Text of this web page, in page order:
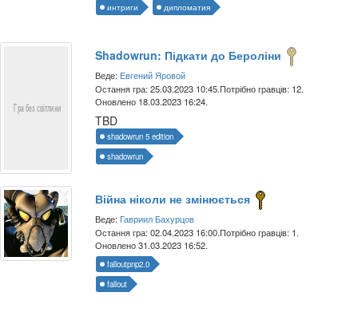
интриги
дипломатия
Shadowrun: Підкати до Бероліни
Веде: Евгений Яровой
Остання гра: 25.03.2023 10:45.Потрібно гравців: 12.
Оновлено 18.03.2023 16:24.
TBD
shadowrun 5 edition
shadowrun
Війна ніколи не змінюється
Веде: Гавриил Бахурцов
Остання гра: 02.04.2023 16:00.Потрібно гравців: 1.
Оновлено 31.03.2023 16:52.
falloutpnp2.0
fallout